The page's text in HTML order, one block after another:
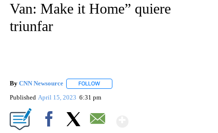
Van: Make it Home” quiere
triunfar
By CNN Newsource FOLLOW
Published April 15, 2023 6:31 pm